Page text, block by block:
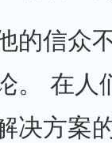
的信众
。 在人
决方案